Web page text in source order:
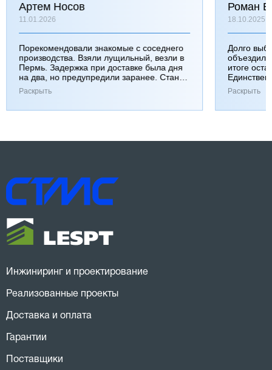
Артем Носов
11.01.2026
Порекомендовали знакомые с соседнего
производства. Взяли лущильный, везли в
Пермь. Задержка при доставке была дня
на два, но предупредили заранее. Станок
работает хорошо, к качеству вопросов нет.
Раскрыть
Роман
18.10.2025
Долго
итоге
Раскрыть
Инжиниринг и проектирование
Реализованные проекты
Доставка и оплата
Гарантии
Поставщики